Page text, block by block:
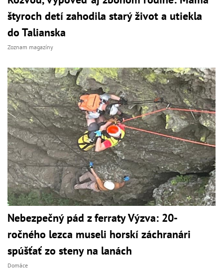
štyroch detí zahodila starý život a utiekla
do Talianska
Zoznam magazíny
Nebezpečný pád z ferraty Výzva: 20-
ročného lezca museli horskí záchranári
spúšťať zo steny na lanách
Domáce